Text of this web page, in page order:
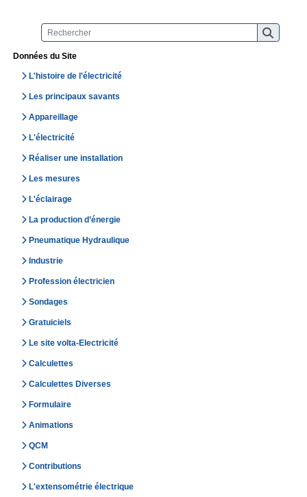
Données du Site
L'histoire de l'électricité
Les principaux savants
Appareillage
L'électricité
Réaliser une installation
Les mesures
L'éclairage
La production d’énergie
Pneumatique Hydraulique
Industrie
Profession électricien
Sondages
Gratuiciels
Le site volta-Electricité
Calculettes
Calculettes Diverses
Formulaire
Animations
QCM
Contributions
L'extensométrie électrique